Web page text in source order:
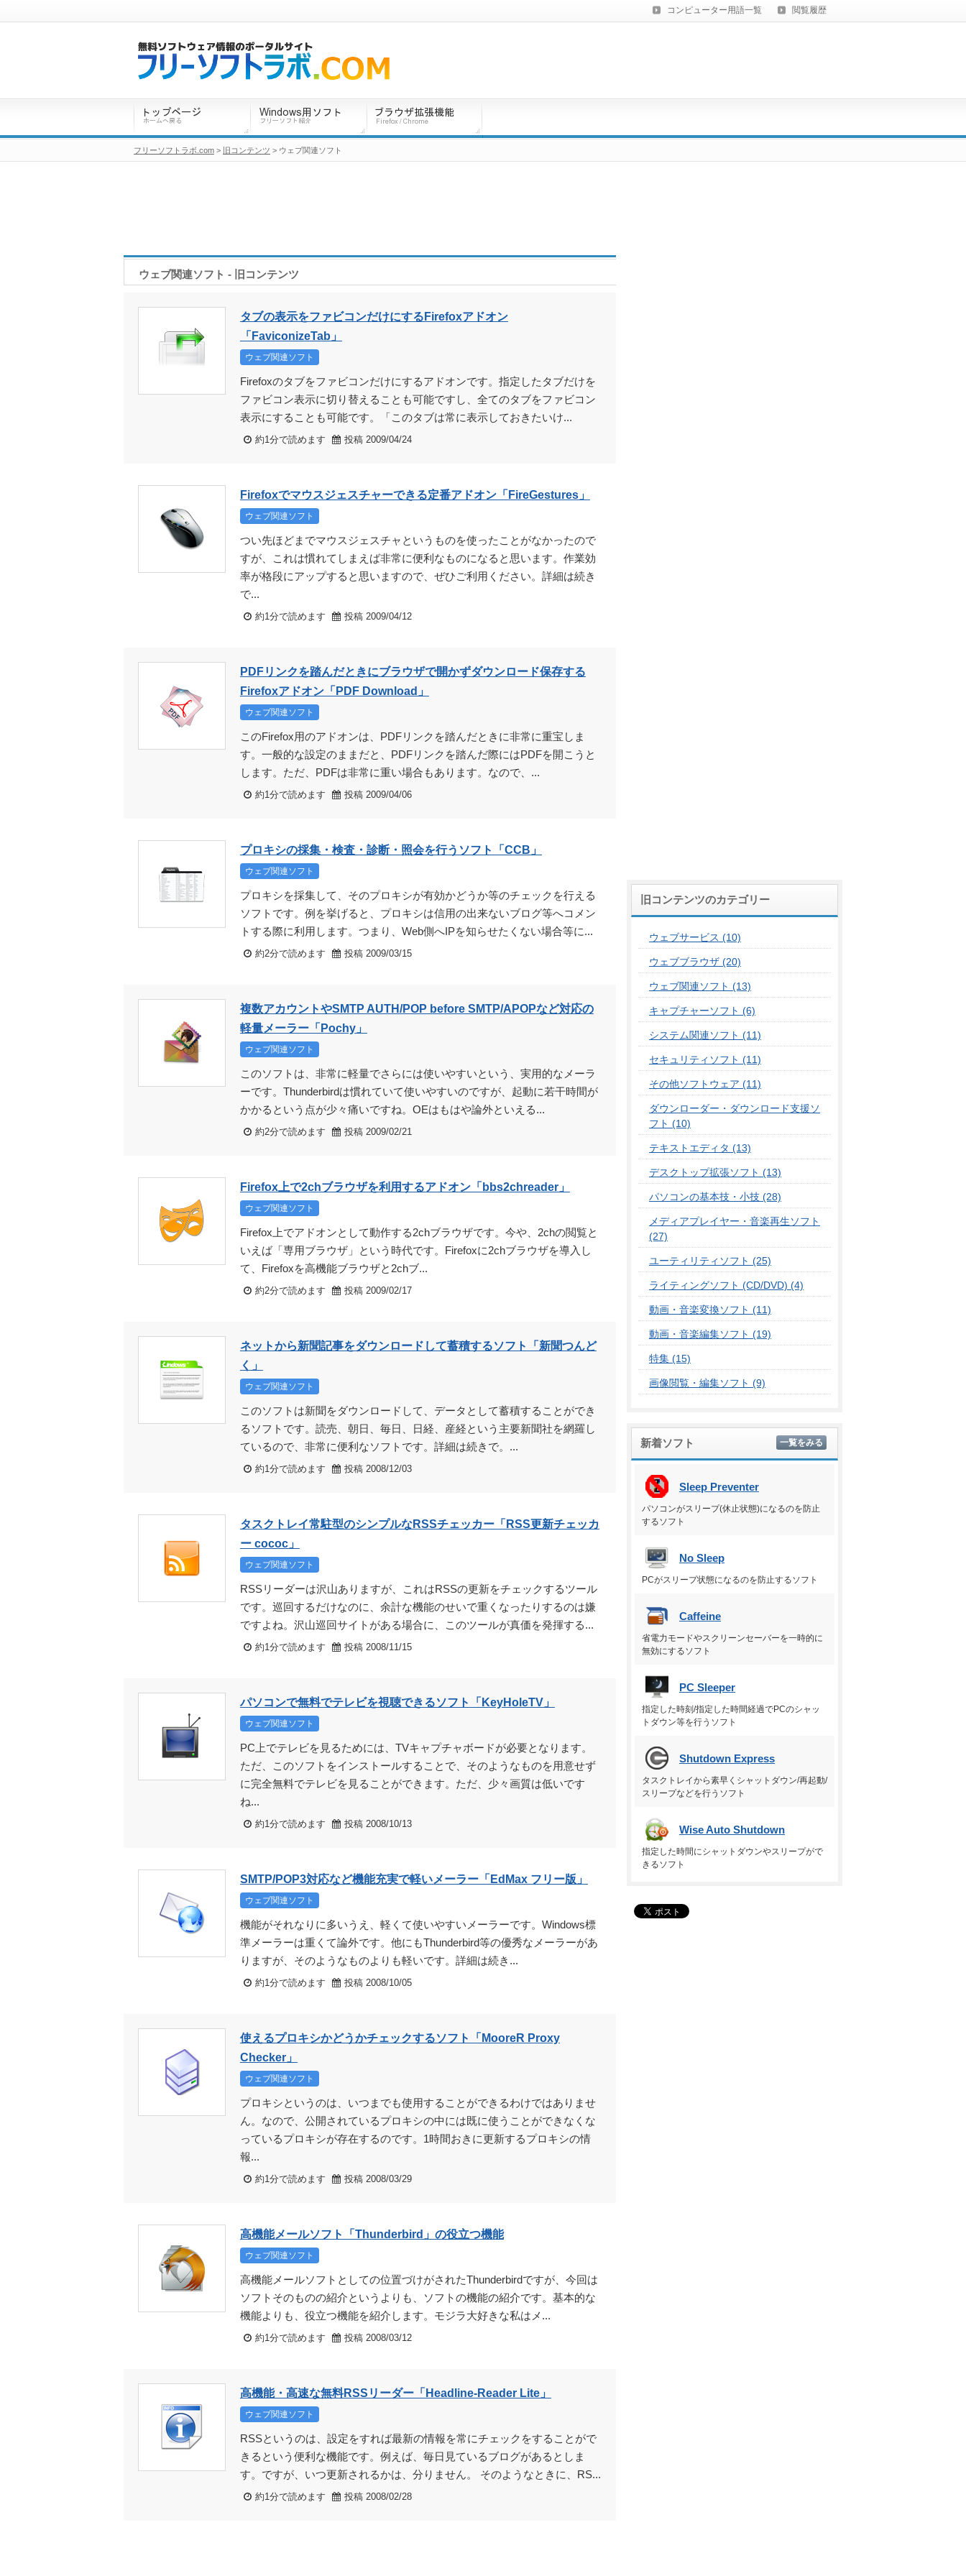
ウェブ関連ソフト - 旧コンテンツ
タブの表示をファビコンだけにするFirefoxアドオン
「FaviconizeTab」
ウェブ関連ソフト
Firefoxのタブをファビコンだけにするアドオンです。指定したタブだけを
ファビコン表示に切り替えることも可能ですし、全てのタブをファビコン
表示にすることも可能です。「このタブは常に表示しておきたいけ...
約1分で読めます 投稿 2009/04/24
Firefoxでマウスジェスチャーできる定番アドオン「FireGestures」
ウェブ関連ソフト
つい先ほどまでマウスジェスチャというものを使ったことがなかったので
すが、これは慣れてしまえば非常に便利なものになると思います。作業効
率が格段にアップすると思いますので、ぜひご利用ください。詳細は続き
で...
約1分で読めます 投稿 2009/04/12
PDFリンクを踏んだときにブラウザで開かずダウンロード保存する
Firefoxアドオン「PDF Download」
ウェブ関連ソフト
このFirefox用のアドオンは、PDFリンクを踏んだときに非常に重宝しま
す。一般的な設定のままだと、PDFリンクを踏んだ際にはPDFを開こうと
します。ただ、PDFは非常に重い場合もあります。なので、...
約1分で読めます 投稿 2009/04/06
プロキシの採集・検査・診断・照会を行うソフト「CCB」
ウェブ関連ソフト
プロキシを採集して、そのプロキシが有効かどうか等のチェックを行える
ソフトです。例を挙げると、プロキシは信用の出来ないブログ等へコメン
トする際に利用します。つまり、Web側へIPを知らせたくない場合等に...
約2分で読めます 投稿 2009/03/15
複数アカウントやSMTP AUTH/POP before SMTP/APOPなど対応の
軽量メーラー「Pochy」
ウェブ関連ソフト
このソフトは、非常に軽量でさらには使いやすいという、実用的なメーラ
ーです。Thunderbirdは慣れていて使いやすいのですが、起動に若干時間が
かかるという点が少々痛いですね。OEはもはや論外といえる...
約2分で読めます 投稿 2009/02/21
Firefox上で2chブラウザを利用するアドオン「bbs2chreader」
ウェブ関連ソフト
Firefox上でアドオンとして動作する2chブラウザです。今や、2chの閲覧と
いえば「専用ブラウザ」という時代です。Firefoxに2chブラウザを導入し
て、Firefoxを高機能ブラウザと2chブ...
約2分で読めます 投稿 2009/02/17
ネットから新聞記事をダウンロードして蓄積するソフト「新聞つんど
く」
ウェブ関連ソフト
このソフトは新聞をダウンロードして、データとして蓄積することができ
るソフトです。読売、朝日、毎日、日経、産経という主要新聞社を網羅し
ているので、非常に便利なソフトです。詳細は続きで。...
約1分で読めます 投稿 2008/12/03
タスクトレイ常駐型のシンプルなRSSチェッカー「RSS更新チェッカ
ー cococ」
ウェブ関連ソフト
RSSリーダーは沢山ありますが、これはRSSの更新をチェックするツール
です。巡回するだけなのに、余計な機能のせいで重くなったりするのは嫌
ですよね。沢山巡回サイトがある場合に、このツールが真価を発揮する...
約1分で読めます 投稿 2008/11/15
パソコンで無料でテレビを視聴できるソフト「KeyHoleTV」
ウェブ関連ソフト
PC上でテレビを見るためには、TVキャプチャボードが必要となります。
ただ、このソフトをインストールすることで、そのようなものを用意せず
に完全無料でテレビを見ることができます。ただ、少々画質は低いです
ね...
約1分で読めます 投稿 2008/10/13
SMTP/POP3対応など機能充実で軽いメーラー「EdMax フリー版」
ウェブ関連ソフト
機能がそれなりに多いうえ、軽くて使いやすいメーラーです。Windows標
準メーラーは重くて論外です。他にもThunderbird等の優秀なメーラーがあ
りますが、そのようなものよりも軽いです。詳細は続き...
約1分で読めます 投稿 2008/10/05
使えるプロキシかどうかチェックするソフト「MooreR Proxy
Checker」
ウェブ関連ソフト
プロキシというのは、いつまでも使用することができるわけではありませ
ん。なので、公開されているプロキシの中には既に使うことができなくな
っているプロキシが存在するのです。1時間おきに更新するプロキシの情
報...
約1分で読めます 投稿 2008/03/29
高機能メールソフト「Thunderbird」の役立つ機能
ウェブ関連ソフト
高機能メールソフトとしての位置づけがされたThunderbirdですが、今回は
ソフトそのものの紹介というよりも、ソフトの機能の紹介です。基本的な
機能よりも、役立つ機能を紹介します。モジラ大好きな私はメ...
約1分で読めます 投稿 2008/03/12
高機能・高速な無料RSSリーダー「Headline-Reader Lite」
ウェブ関連ソフト
RSSというのは、設定をすれば最新の情報を常にチェックをすることがで
きるという便利な機能です。例えば、毎日見ているブログがあるとしま
す。ですが、いつ更新されるかは、分りません。 そのようなときに、RS...
約1分で読めます 投稿 2008/02/28
旧コンテンツのカテゴリー
ウェブサービス (10)
ウェブブラウザ (20)
ウェブ関連ソフト (13)
キャプチャーソフト (6)
システム関連ソフト (11)
セキュリティソフト (11)
その他ソフトウェア (11)
ダウンローダー・ダウンロード支援ソ
フト (10)
テキストエディタ (13)
デスクトップ拡張ソフト (13)
パソコンの基本技・小技 (28)
メディアプレイヤー・音楽再生ソフト
(27)
ユーティリティソフト (25)
ライティングソフト (CD/DVD) (4)
動画・音楽変換ソフト (11)
動画・音楽編集ソフト (19)
特集 (15)
画像閲覧・編集ソフト (9)
新着ソフト 一覧をみる
Sleep Preventer
パソコンがスリープ(休止状態)になるのを防止
するソフト
No Sleep
PCがスリープ状態になるのを防止するソフト
Caffeine
省電力モードやスクリーンセーバーを一時的に
無効にするソフト
PC Sleeper
指定した時刻/指定した時間経過でPCのシャッ
トダウン等を行うソフト
Shutdown Express
タスクトレイから素早くシャットダウン/再起動/
スリープなどを行うソフト
Wise Auto Shutdown
指定した時間にシャットダウンやスリープがで
きるソフト
コンピューター用語一覧 閲覧履歴
フリーソフトラボ.com > 旧コンテンツ > ウェブ関連ソフト